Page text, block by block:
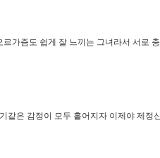
가즘도 쉽게 잘 느끼는 그녀라서 서로
같은 감정이 모두 흩어지자 이제야 제정